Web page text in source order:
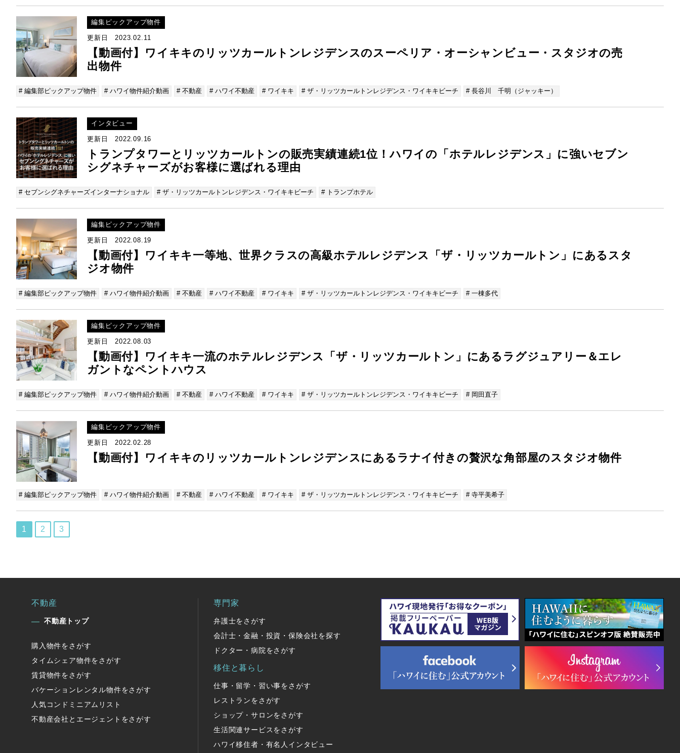
編集ピックアップ物件
更新日 2023.02.11
【動画付】ワイキキのリッツカールトンレジデンスのスーペリア・オーシャンビュー・スタジオの売
出物件
# 編集部ピックアップ物件 # ハワイ物件紹介動画 # 不動産 # ハワイ不動産 # ワイキキ # ザ・リッツカールトンレジデンス・ワイキキビーチ # 長谷川 千明（ジャッキー）
インタビュー
更新日 2022.09.16
トランプタワーとリッツカールトンの販売実績連続1位！ハワイの「ホテルレジデンス」に強いセブン
シグネチャーズがお客様に選ばれる理由
# セブンシグネチャーズインターナショナル # ザ・リッツカールトンレジデンス・ワイキキビーチ # トランプホテル
編集ピックアップ物件
更新日 2022.08.19
【動画付】ワイキキ一等地、世界クラスの高級ホテルレジデンス「ザ・リッツカールトン」にあるスタ
ジオ物件
# 編集部ピックアップ物件 # ハワイ物件紹介動画 # 不動産 # ハワイ不動産 # ワイキキ # ザ・リッツカールトンレジデンス・ワイキキビーチ # 一棟多代
編集ピックアップ物件
更新日 2022.08.03
【動画付】ワイキキ一流のホテルレジデンス「ザ・リッツカールトン」にあるラグジュアリー＆エレ
ガントなペントハウス
# 編集部ピックアップ物件 # ハワイ物件紹介動画 # 不動産 # ハワイ不動産 # ワイキキ # ザ・リッツカールトンレジデンス・ワイキキビーチ # 岡田直子
編集ピックアップ物件
更新日 2022.02.28
【動画付】ワイキキのリッツカールトンレジデンスにあるラナイ付きの贅沢な角部屋のスタジオ物件
# 編集部ピックアップ物件 # ハワイ物件紹介動画 # 不動産 # ハワイ不動産 # ワイキキ # ザ・リッツカールトンレジデンス・ワイキキビーチ # 寺平美希子
1 2 3
不動産
不動産トップ
購入物件をさがす
タイムシェア物件をさがす
賃貸物件をさがす
バケーションレンタル物件をさがす
人気コンドミニアムリスト
不動産会社とエージェントをさがす
専門家
弁護士をさがす
会計士・金融・投資・保険会社を探す
ドクター・病院をさがす
移住と暮らし
仕事・留学・習い事をさがす
レストランをさがす
ショップ・サロンをさがす
生活関連サービスをさがす
ハワイ移住者・有名人インタビュー